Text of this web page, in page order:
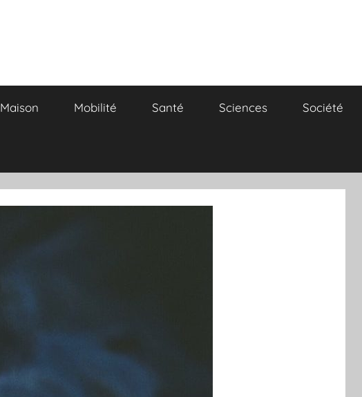
Maison Mobilité Santé Sciences Société